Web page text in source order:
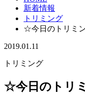
新着情報
トリミング
☆今日のトリミ
2019.01.11
トリミング
☆今日のトリ